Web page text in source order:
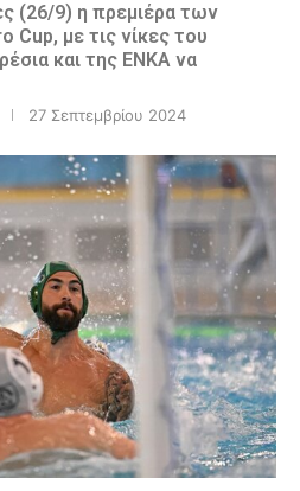
(26/9) η πρεμιέρα των
Cup, με τις νίκες του
και της ΕΝΚΑ να
27 Σεπτεμβρίου 2024